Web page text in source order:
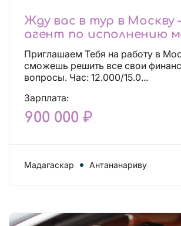
Жду вас в тур в
агент по исполнению
Приглашаем Тебя на работу в
сможешь решить все свои
вопросы. Час: 12.000/15.0...
Зарплата:
900 000 ₽
Мадагаскар Антананариву